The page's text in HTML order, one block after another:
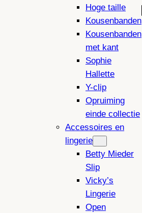
Hoge taille
Kousenbanden
Kousenbanden
met kant
Sophie
Hallette
Y-clip
Opruiming
einde collectie
Accessoires en
lingerie
Betty Mieder
Slip
Vicky’s
Lingerie
Open